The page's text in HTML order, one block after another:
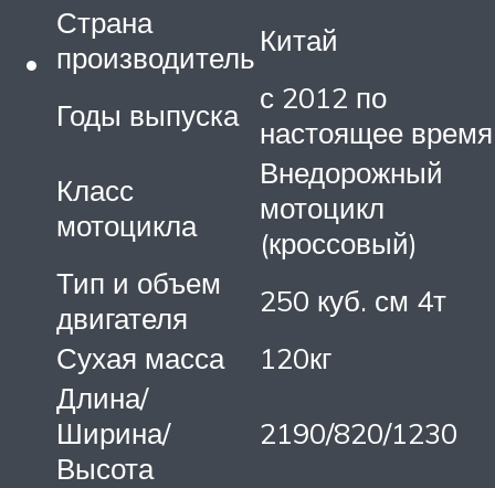
Страна
производитель Китай
Годы выпуска
с 2012 по
настоящее время
Класс
мотоцикла
Внедорожный
мотоцикл
(кроссовый)
Тип и объем
двигателя
250 куб. см 4т
Сухая масса
120кг
Длина/
Ширина/
Высота
2190/820/1230